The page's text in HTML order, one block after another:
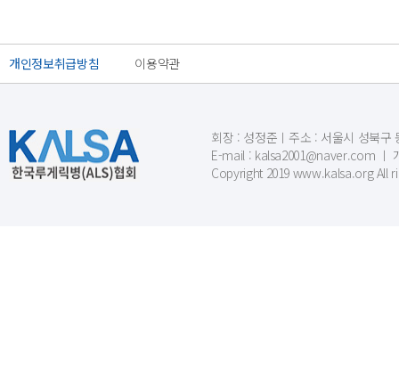
개인정보취급방침 이용약관
회장 : 성정준ㅣ주소 : 서울시 성북구
E-mail : kalsa2001@naver.com ㅣ
Copyright 2019 www.kalsa.org All